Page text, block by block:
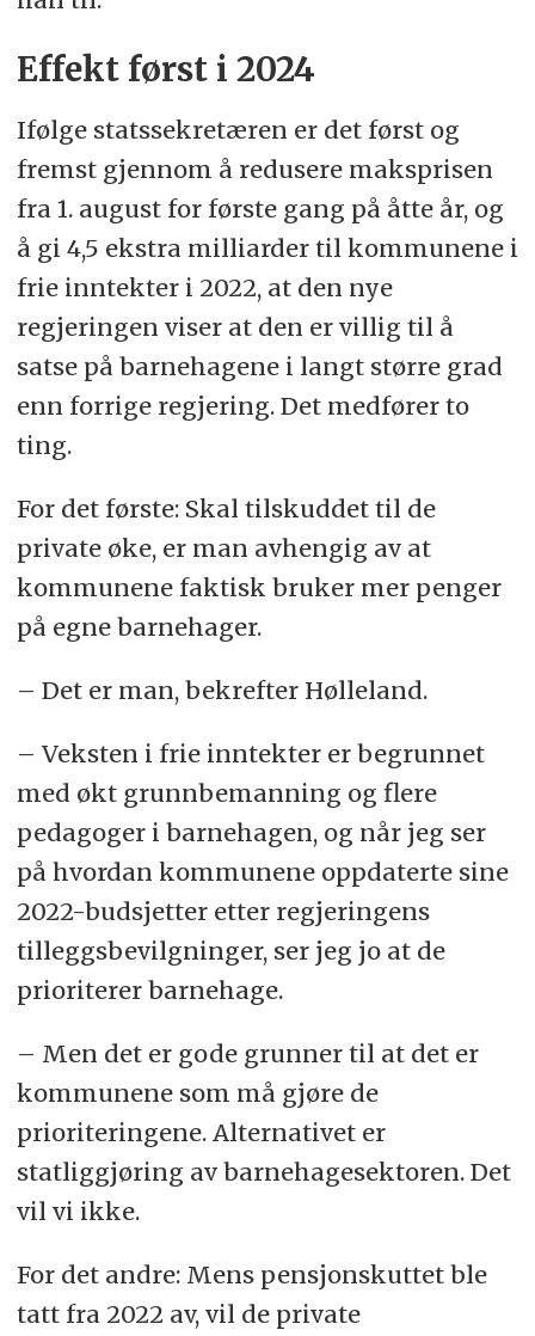
Effekt først i 2024
Ifølge statssekretæren er det først og
fremst gjennom å redusere maksprisen
fra 1. august for første gang på åtte år, og
å gi 4,5 ekstra milliarder til kommunene i
frie inntekter i 2022, at den nye
regjeringen viser at den er villig til å
satse på barnehagene i langt større grad
enn forrige regjering. Det medfører to
ting.
For det første: Skal tilskuddet til de
private øke, er man avhengig av at
kommunene faktisk bruker mer penger
på egne barnehager.
– Det er man, bekrefter Hølleland.
– Veksten i frie inntekter er begrunnet
med økt grunnbemanning og flere
pedagoger i barnehagen, og når jeg ser
på hvordan kommunene oppdaterte sine
2022-budsjetter etter regjeringens
tilleggsbevilgninger, ser jeg jo at de
prioriterer barnehage.
– Men det er gode grunner til at det er
kommunene som må gjøre de
prioriteringene. Alternativet er
statliggjøring av barnehagesektoren. Det
vil vi ikke.
For det andre: Mens pensjonskuttet ble
tatt fra 2022 av, vil de private